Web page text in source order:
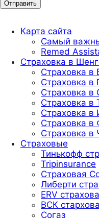
Карта сайта
Самый
Remed
Страховка в
Страховка в
Страховка в
Страховка в
Страховка в
Страховка в
Страховка
Страховка в
Страховые
Тинькофф
Tripinsurance
Страховая
Либерти
ERV
ВСК
Согаз